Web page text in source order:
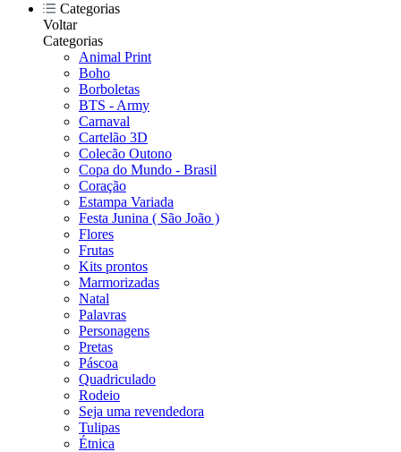
Categorias
Voltar
Categorias
Animal Print
Boho
Borboletas
BTS - Army
Carnaval
Cartelão 3D
Colecão Outono
Copa do Mundo - Brasil
Coração
Estampa Variada
Festa Junina ( São João )
Flores
Frutas
Kits prontos
Marmorizadas
Natal
Palavras
Personagens
Pretas
Páscoa
Quadriculado
Rodeio
Seja uma revendedora
Tulipas
Étnica